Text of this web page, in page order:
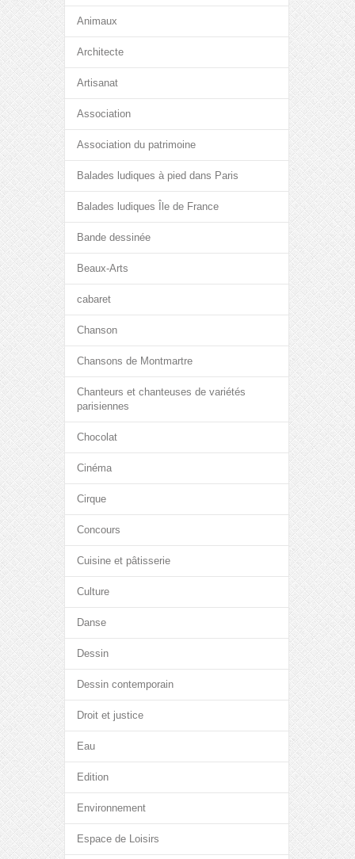
Animaux
Architecte
Artisanat
Association
Association du patrimoine
Balades ludiques à pied dans Paris
Balades ludiques Île de France
Bande dessinée
Beaux-Arts
cabaret
Chanson
Chansons de Montmartre
Chanteurs et chanteuses de variétés
parisiennes
Chocolat
Cinéma
Cirque
Concours
Cuisine et pâtisserie
Culture
Danse
Dessin
Dessin contemporain
Droit et justice
Eau
Edition
Environnement
Espace de Loisirs